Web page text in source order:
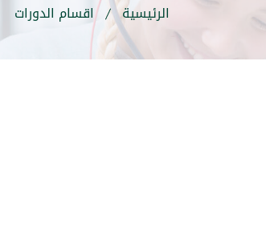
الرئيسية اقسام الدورات